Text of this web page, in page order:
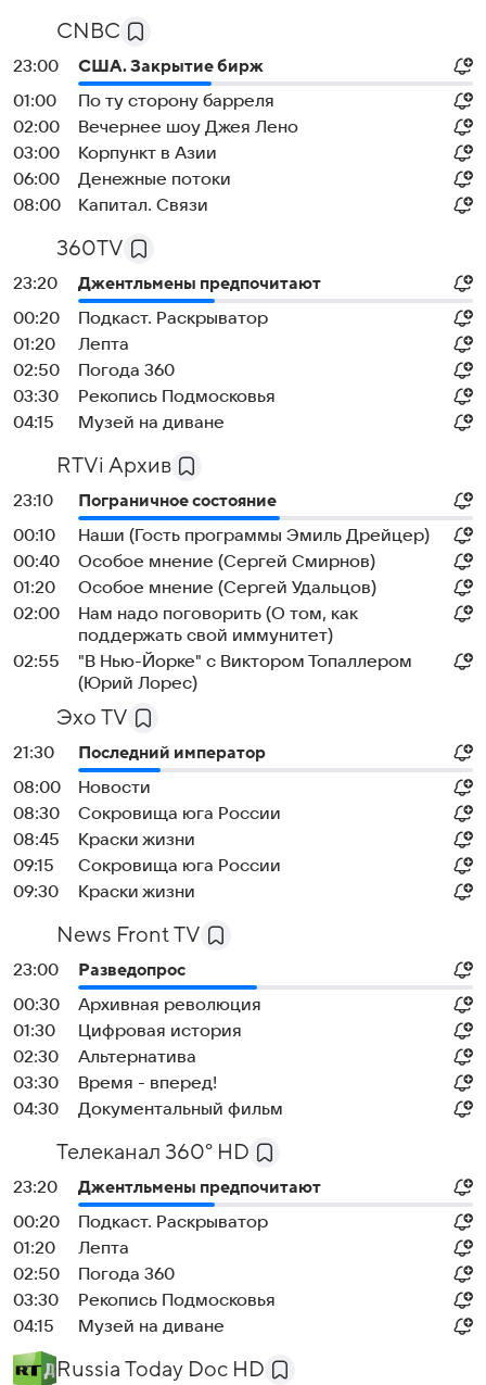
CNBC
23:00
США. Закрытие бирж
01:00
По ту сторону барреля
02:00
Вечернее шоу Джея Лено
03:00
Корпункт в Азии
06:00
Денежные потоки
08:00
Капитал. Связи
360TV
23:20
Джентльмены предпочитают
00:20
Подкаст. Раскрыватор
01:20
Лепта
02:50
Погода 360
03:30
Рекопись Подмосковья
04:15
Музей на диване
RTVi Архив
23:10
Пограничное состояние
00:10
Наши (Гость программы Эмиль Дрейцер)
00:40
Особое мнение (Сергей Смирнов)
01:20
Особое мнение (Сергей Удальцов)
02:00
Нам надо поговорить (О том, как
поддержать свой иммунитет)
02:55
"В Нью-Йорке" с Виктором Топаллером
(Юрий Лорес)
Эхо TV
21:30
Последний император
08:00
Новости
08:30
Сокровища юга России
08:45
Краски жизни
09:15
Сокровища юга России
09:30
Краски жизни
News Front TV
23:00
Разведопрос
00:30
Архивная революция
01:30
Цифровая история
02:30
Альтернатива
03:30
Время - вперед!
04:30
Документальный фильм
Телеканал 360° HD
23:20
Джентльмены предпочитают
00:20
Подкаст. Раскрыватор
01:20
Лепта
02:50
Погода 360
03:30
Рекопись Подмосковья
04:15
Музей на диване
Russia Today Doc HD